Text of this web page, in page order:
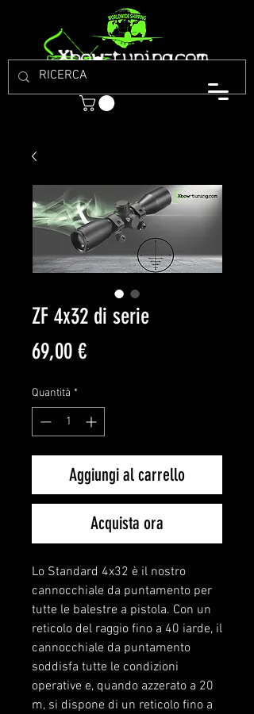
ZF 4x32 di serie
69,00 €Prezzo
Quantità *
Aggiungi al carrello
Acquista ora
Lo Standard 4x32 è il nostro
cannocchiale da puntamento per
tutte le balestre a pistola. Con un
reticolo del raggio fino a 40 iarde, il
cannocchiale da puntamento
soddisfa tutte le condizioni
operative e, quando azzerato a 20
m, si dispone di un reticolo fino a